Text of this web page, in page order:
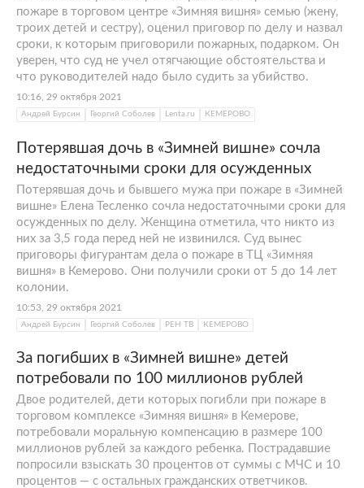
пожаре в торговом центре «Зимняя вишня» семью (жену,
троих детей и сестру), оценил приговор по делу и назвал
сроки, к которым приговорили пожарных, подарком. Он
уверен, что суд не учел отягчающие обстоятельства и
что руководителей надо было судить за убийство.
10:16, 29 октября 2021
Андрей Бурсин Георгий Соболев Lenta.ru КЕМЕРОВО
Потерявшая дочь в «Зимней вишне» сочла
недостаточными сроки для осужденных
Потерявшая дочь и бывшего мужа при пожаре в «Зимней
вишне» Елена Тесленко сочла недостаточными сроки для
осужденных по делу. Женщина отметила, что никто из
них за 3,5 года перед ней не извинился. Суд вынес
приговоры фигурантам дела о пожаре в ТЦ «Зимняя
вишня» в Кемерово. Они получили сроки от 5 до 14 лет
колонии.
10:53, 29 октября 2021
Андрей Бурсин Георгий Соболев РЕН ТВ КЕМЕРОВО
За погибших в «Зимней вишне» детей
потребовали по 100 миллионов рублей
Двое родителей, дети которых погибли при пожаре в
торговом комплексе «Зимняя вишня» в Кемерове,
потребовали моральную компенсацию в размере 100
миллионов рублей за каждого ребенка. Пострадавшие
попросили взыскать 30 процентов от суммы с МЧС и 10
процентов — с остальных гражданских ответчиков.